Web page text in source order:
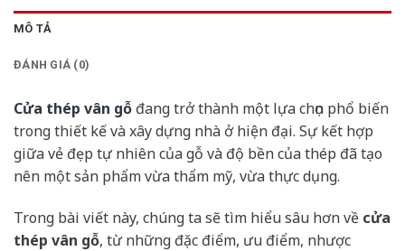
MÔ TẢ
ĐÁNH GIÁ (0)
Cửa thép vân gỗ đang trở thành một lựa chọn phổ biến
trong thiết kế và xây dựng nhà ở hiện đại. Sự kết hợp
giữa vẻ đẹp tự nhiên của gỗ và độ bền của thép đã tạo
nên một sản phẩm vừa thẩm mỹ, vừa thực dụng.
Trong bài viết này, chúng ta sẽ tìm hiểu sâu hơn về cửa
thép vân gỗ, từ những đặc điểm, ưu điểm, nhược